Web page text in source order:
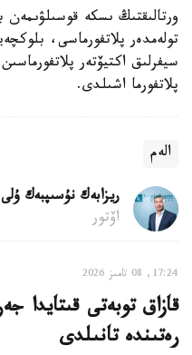
ورتالىقتىڭ ىسكە قوسىلۋىمەن
تولەمدەر پلاتفورماسى،
سيفرلىق اكتيۆتەر
پلاتفورما اشىلدى.
الەم
ريزابەك نۇسىپبەك ۇلى
اۆتور
17:24, 08 تامىز 2026
قازاق توبەتى قىتايدا
رەتىندە تانىلدى